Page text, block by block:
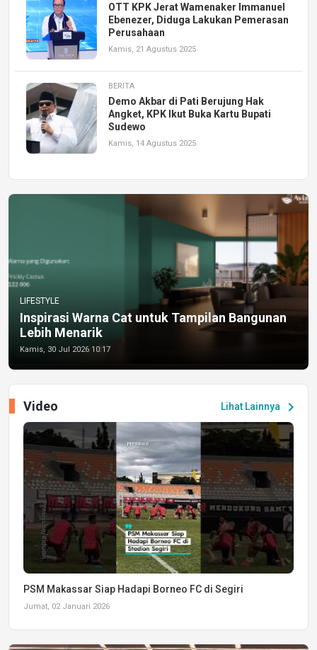
OTT KPK Jerat Wamenaker Immanuel
Ebenezer, Diduga Lakukan Pemerasan
Perusahaan
Kamis, 21 Agustus 2025
BERITA
Demo Akbar di Pati Berujung Hak
Angket, KPK Ikut Buka Kartu Bupati
Sudewo
Kamis, 14 Agustus 2025
LIFESTYLE
Inspirasi Warna Cat untuk Tampilan Bangunan
Lebih Menarik
Kamis, 30 Jul 2026 10:17
Lihat Lainnya chevron_right
Video
PSM Makassar Siap Hadapi Borneo FC di Segiri
Jumat, 02 Januari 2026